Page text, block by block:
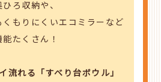
ろ収納や、
もりにくいエコミラーなど
能たくさん！
流れる「すべり台ボウル」